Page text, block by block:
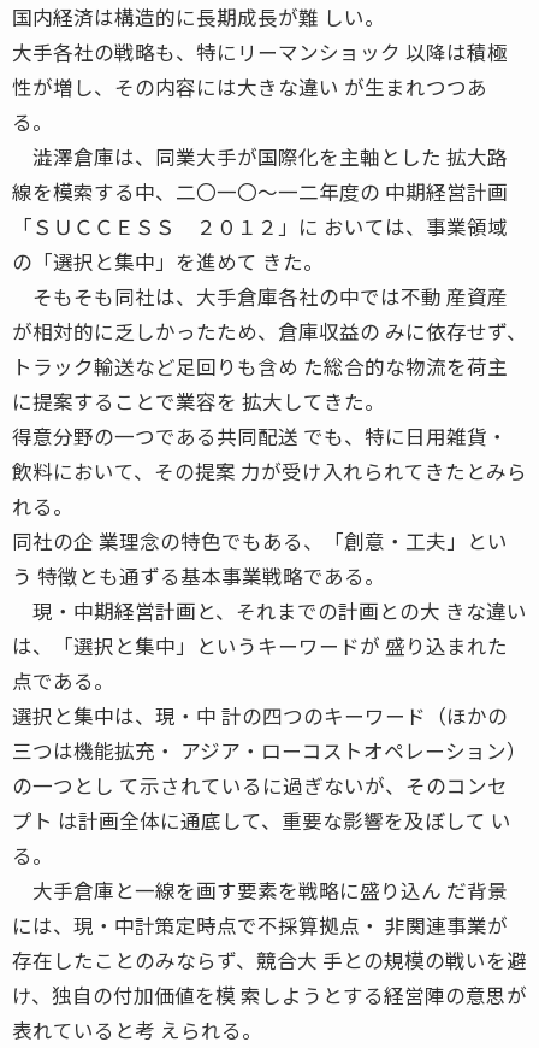
国内経済は構造的に長期成長が難 しい。
大手各社の戦略も、特にリーマンショック 以降は積極
性が増し、その内容には大きな違い が生まれつつあ
る。
澁澤倉庫は、同業大手が国際化を主軸とした 拡大路
線を模索する中、二〇一〇〜一二年度の 中期経営計画
「ＳＵＣＣＥＳＳ ２０１２」に おいては、事業領域
の「選択と集中」を進めて きた。
そもそも同社は、大手倉庫各社の中では不動 産資産
が相対的に乏しかったため、倉庫収益の みに依存せず、
トラック輸送など足回りも含め た総合的な物流を荷主
に提案することで業容を 拡大してきた。
得意分野の一つである共同配送 でも、特に日用雑貨・
飲料において、その提案 力が受け入れられてきたとみら
れる。
同社の企 業理念の特色でもある、「創意・工夫」とい
う 特徴とも通ずる基本事業戦略である。
現・中期経営計画と、それまでの計画との大 きな違い
は、「選択と集中」というキーワードが 盛り込まれた
点である。
選択と集中は、現・中 計の四つのキーワード（ほかの
三つは機能拡充・ アジア・ローコストオペレーション）
の一つとし て示されているに過ぎないが、そのコンセ
プト は計画全体に通底して、重要な影響を及ぼして い
る。
大手倉庫と一線を画す要素を戦略に盛り込ん だ背景
には、現・中計策定時点で不採算拠点・ 非関連事業が
存在したことのみならず、競合大 手との規模の戦いを避
け、独自の付加価値を模 索しようとする経営陣の意思が
表れていると考 えられる。